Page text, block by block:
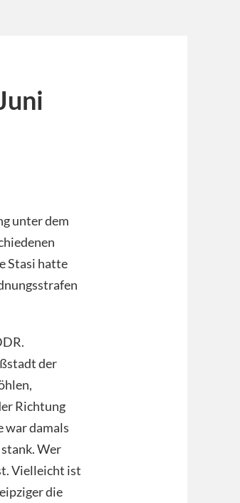
unter dem
Stasi hatte
der
Richtung
war damals
Wer
Vielleicht ist
die